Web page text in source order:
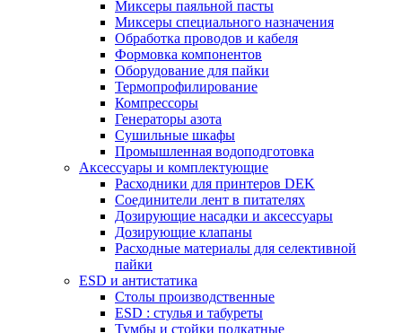
Миксеры паяльной пасты
Миксеры специального назначения
Обработка проводов и кабеля
Формовка компонентов
Оборудование для пайки
Термопрофилирование
Компрессоры
Генераторы азота
Сушильные шкафы
Промышленная водоподготовка
Аксессуары и комплектующие
Расходники для принтеров DEK
Соединители лент в питателях
Дозирующие насадки и аксессуары
Дозирующие клапаны
Расходные материалы для селективной
пайки
ESD и антистатика
Столы производственные
ESD : cтулья и табуреты
Тумбы и стойки подкатные